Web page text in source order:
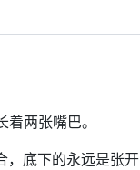
两张嘴巴。
，底下的永远是张开